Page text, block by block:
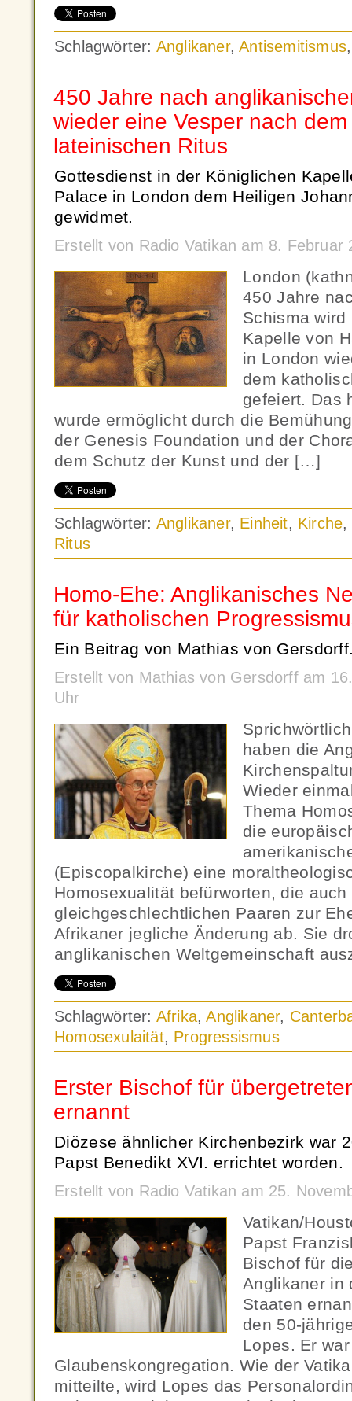
Schlagwörter: Anglikaner,Antisemitismus
450 Jahre nach
wieder eine Vesper nach
lateinischen Ritus
Gottesdienst in der Königlichen
Palace in London dem Heiligen
gewidmet.
Erstellt von Radio Vatikan am 8. Februar
London
450 Jahre
Schisma
Kapelle von
in London
dem
gefeiert. Das
wurde ermöglicht durch die
der Genesis Foundation und der
dem Schutz der Kunst und der […]
Schlagwörter: Anglikaner, Einheit, Kirche,
Ritus
Homo-Ehe: Anglikanisches
für katholischen
Ein Beitrag von Mathias von
Erstellt von Mathias von Gersdorff am
Uhr
haben die
Wieder
Thema
die
(Episcopalkirche) eine
Homosexualität befürworten, die
gleichgeschlechtlichen Paaren zur
Afrikaner jegliche Änderung ab. Sie
anglikanischen Weltgemeinschaft
Schlagwörter: Afrika,Anglikaner,
Homosexulaität, Progressismus
Erster Bischof für
ernannt
Diözese ähnlicher Kirchenbezirk war
Papst Benedikt XVI. errichtet worden.
Erstellt von Radio Vatikan am 25.
Vatikan/
Papst
Bischof für
Anglikaner in
Staaten
den 50-
Lopes. Er
Glaubenskongregation. Wie der
mitteilte, wird Lopes das